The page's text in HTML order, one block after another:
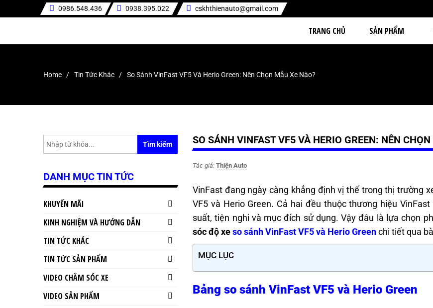
0986.548.436 0938.395.022 cskhthienauto@gmail.com
TRANG CHỦ SẢN PHẨM
Home Tin Tức Khác So Sánh VinFast VF5 Và Herio Green: Nên Chọn Mẫu Xe Nào?
SO SÁNH VINFAST VF5 VÀ HERIO GREEN: NÊN
Tác giả: Thiện Auto
VinFast đang ngày càng khẳng định vị thế trong thị trường
VF5 và Herio Green. Cả hai đều thuộc thương hiệu
suất, tiện nghi và mục đích sử dụng. Vậy đâu là lựa chọn
sóc độ xeso sánh VinFast VF5 và Herio Greenchi tiết qua
MỤC LỤC
Bảng so sánh VinFast VF5 và Herio Green
Tìm kiếm
DANH MỤC TIN TỨC
KHUYẾN MÃI
KINH NGHIỆM VÀ HƯỚNG DẪN
TIN TỨC KHÁC
TIN TỨC SẢN PHẨM
VIDEO CHĂM SÓC XE
VIDEO SẢN PHẨM